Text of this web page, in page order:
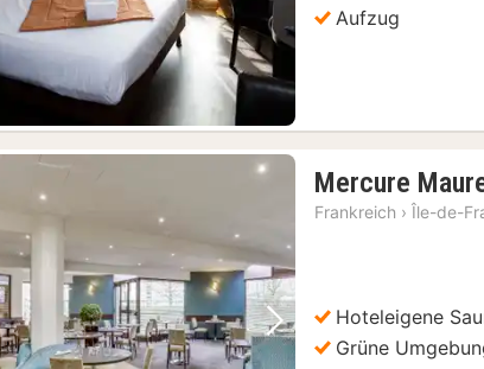
Aufzug
Vorheriges Bild Nächstes Bild
Mercure
Frankreich › Île-de-
Hoteleigene
Grüne